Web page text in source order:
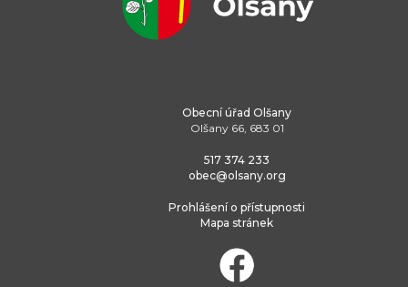
Obecní úřad Olšany
Olšany 66, 683 01
517 374 233
obec@olsany.org
Prohlášení o přístupnosti
Mapa stránek